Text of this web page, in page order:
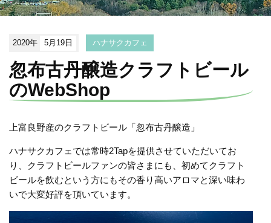
2020年 5月19日 ハナサクカフェ
忽布古丹醸造クラフトビール
のWebShop
上富良野産のクラフトビール「忽布古丹醸造」
ハナサクカフェでは常時2Tapを提供させていただいてお
り、クラフトビールファンの皆さまにも、初めてクラフト
ビールを飲むという方にもその香り高いアロマと深い味わ
いで大変好評を頂いています。